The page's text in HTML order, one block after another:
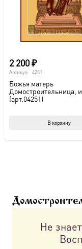
2 200₽
Артикул: 4251
Божья матерь
Домостроительница,
(арт.04251)
В корзину
Не